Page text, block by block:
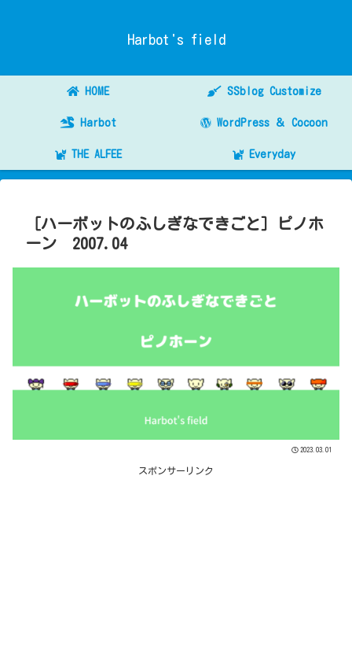
Harbot's field
HOME SSblog Customize
Harbot WordPress ＆ Cocoon
THE ALFEE Everyday
［ハーボットのふしぎなできごと］ピノホ
ーン 2007.04
2023.03.01
スポンサーリンク